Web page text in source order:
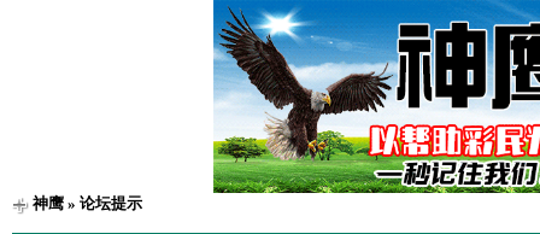
神鹰» 论坛提示